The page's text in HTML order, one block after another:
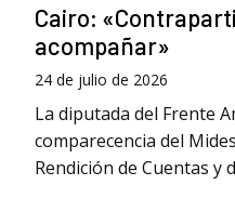
Cairo:
acompañar»
24 de julio de 2026
La diputada del Frente
comparecencia del
Rendición de Cuentas y